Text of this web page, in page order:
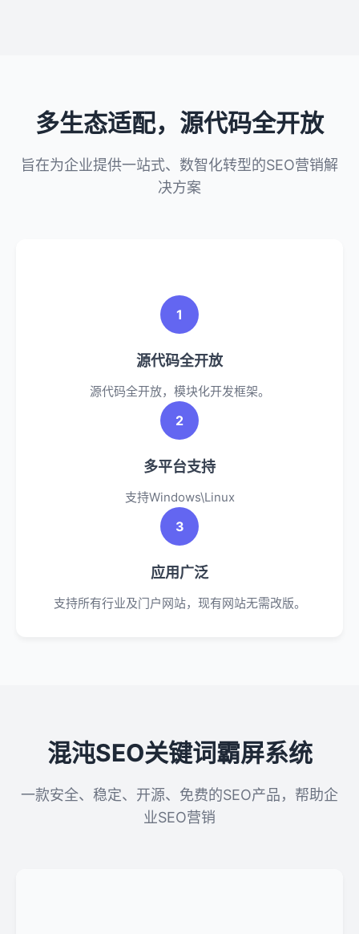
多生态适配，源代码全开放
旨在为企业提供一站式、数智化转型的SEO营销解
决方案
1
源代码全开放
源代码全开放，模块化开发框架。
2
多平台支持
支持Windows\Linux
3
应用广泛
支持所有行业及门户网站，现有网站无需改版。
混沌SEO关键词霸屏系统
一款安全、稳定、开源、免费的SEO产品，帮助企
业SEO营销